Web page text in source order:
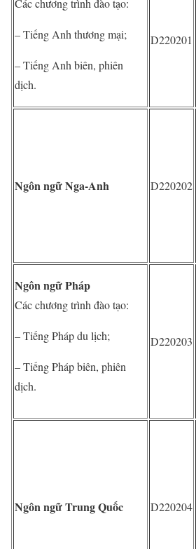
Các chương trình đào tạo:
– Tiếng Anh thương mại;
– Tiếng Anh biên, phiên
dịch.
D220201
Ngôn ngữ Nga-Anh D220202
Ngôn ngữ Pháp
Các chương trình đào tạo:
– Tiếng Pháp du lịch;
– Tiếng Pháp biên, phiên
dịch.
D220203
Ngôn ngữ Trung Quốc D220204